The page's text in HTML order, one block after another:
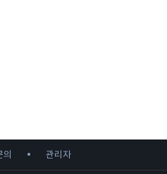
의 관리자